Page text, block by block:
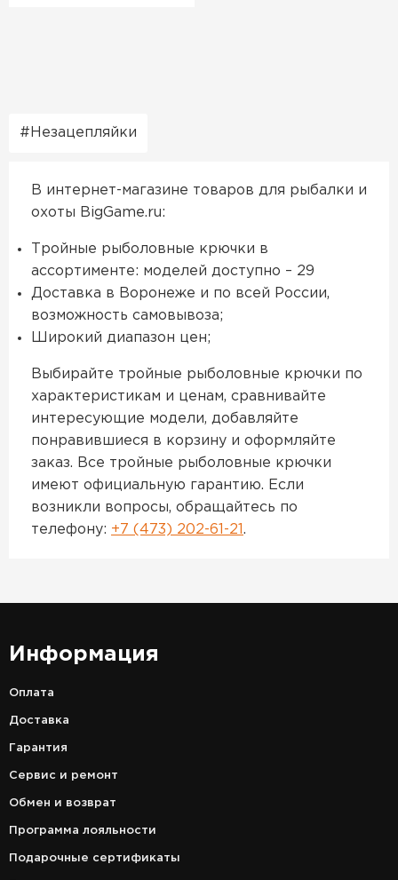
Незацепляйки
В интернет-магазине товаров для рыбалки и
охоты BigGame.ru:
Тройные рыболовные крючки в
ассортименте: моделей доступно – 29
Доставка в Воронеже и по всей России,
возможность самовывоза;
Широкий диапазон цен;
Выбирайте тройные рыболовные крючки по
характеристикам и ценам, сравнивайте
интересующие модели, добавляйте
понравившиеся в корзину и оформляйте
заказ. Все тройные рыболовные крючки
имеют официальную гарантию. Если
возникли вопросы, обращайтесь по
телефону: +7 (473) 202-61-21 .
Информация
Оплата
Доставка
Гарантия
Сервис и ремонт
Обмен и возврат
Программа лояльности
Подарочные сертификаты